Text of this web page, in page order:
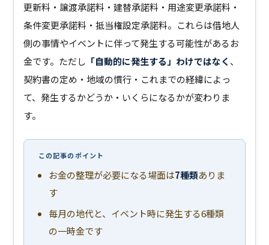
更新料・譲渡承諾料・建替承諾料・用途変更承諾料・
条件変更承諾料・抵当権設定承諾料。これらは借地人
側の事情やイベントに伴って発生する可能性があるお
金です。ただし 「自動的に発生する」わけではなく 、
契約書の定め・地域の慣行・これまでの経緯によっ
て、発生するかどうか・いくらになるかが変わりま
す。
この記事のポイント
お金の整理が必要になる場面は7種類ありま
す
毎月の地代と、イベント時に発生する6種類
の一時金です